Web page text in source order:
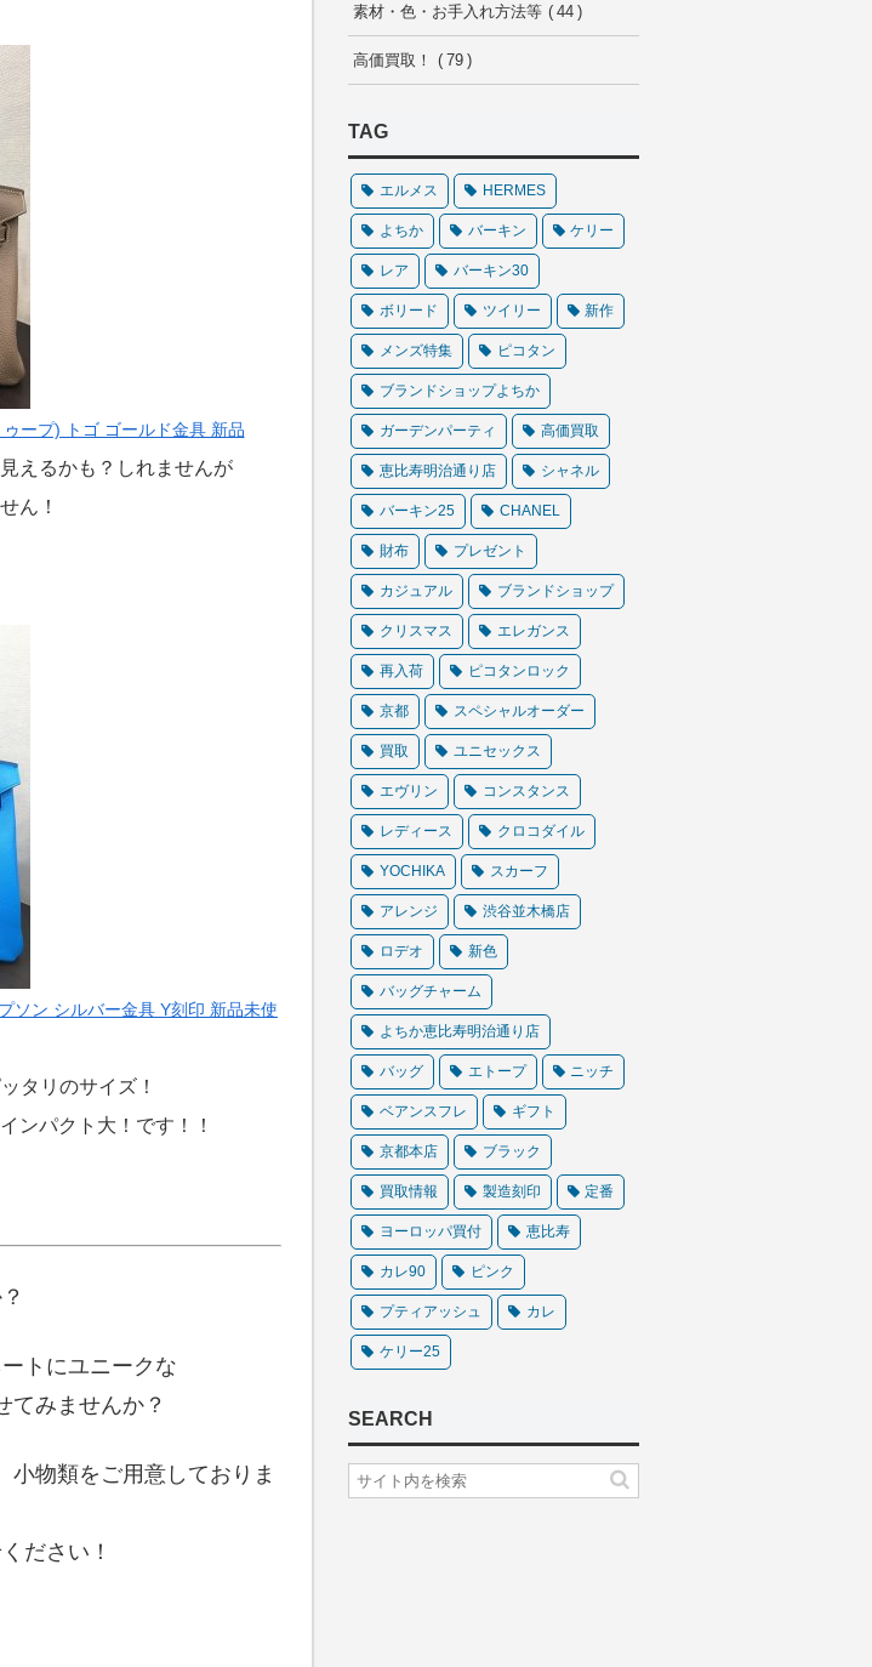
ープ) トゴ ゴールド金具 新品
えるかも？しれませんが
ん！
ソン シルバー金具 Y刻印 新品未使
タリのサイズ！
ンパクト大！です！！
トにユニークな
てみませんか？
小物類をご用意しておりま
ださい！
素材・色・お手入れ方法等 44
高価買取！ 79
TAG
エルメス HERMES
よちか バーキン ケリー
レア バーキン30
ボリード ツイリー 新作
メンズ特集 ピコタン
ブランドショップよちか
ガーデンパーティ 高価買取
恵比寿明治通り店 シャネル
バーキン25 CHANEL
財布 プレゼント
カジュアル ブランドショップ
クリスマス エレガンス
再入荷 ピコタンロック
京都 スペシャルオーダー
買取 ユニセックス
エヴリン コンスタンス
レディース クロコダイル
YOCHIKA スカーフ
アレンジ 渋谷並木橋店
ロデオ 新色
バッグチャーム
よちか恵比寿明治通り店
バッグ エトープ ニッチ
ベアンスフレ ギフト
京都本店 ブラック
買取情報 製造刻印 定番
ヨーロッパ買付 恵比寿
カレ90 ピンク
プティアッシュ カレ
ケリー25
SEARCH